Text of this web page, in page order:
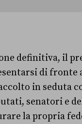
definitiva, il
di fronte
in seduta
senatori e
la propria